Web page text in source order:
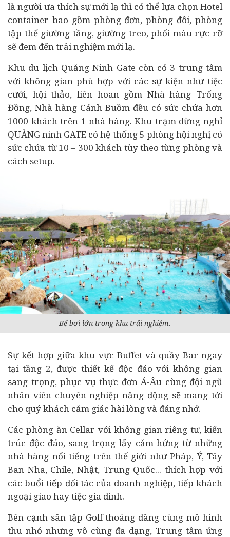
là người ưa thích sự mới lạ thì có thể lựa chọn Hotel
container bao gồm phòng đơn, phòng đôi, phòng
tập thể giường tầng, giường treo, phối màu rực rỡ
sẽ đem đến trải nghiệm mới lạ.
Khu du lịch Quảng Ninh Gate còn có 3 trung tâm
với không gian phù hợp với các sự kiện như tiệc
cưới, hội thảo, liên hoan gồm Nhà hàng Trống
Đồng, Nhà hàng Cánh Buồm đều có sức chứa hơn
1000 khách trên 1 nhà hàng. Khu trạm dừng nghỉ
QUẢNG ninh GATE có hệ thống 5 phòng hội nghị có
sức chứa từ 10 – 300 khách tùy theo từng phòng và
cách setup.
Bể bơi lớn trong khu trải nghiệm.
Sự kết hợp giữa khu vực Buffet và quầy Bar ngay
tại tầng 2, được thiết kế độc đáo với không gian
sang trọng, phục vụ thực đơn Á-Âu cùng đội ngũ
nhân viên chuyên nghiệp năng động sẽ mang tới
cho quý khách cảm giác hài lòng và đáng nhớ.
Các phòng ăn Cellar với không gian riêng tư, kiến
trúc độc đáo, sang trọng lấy cảm hứng từ những
nhà hàng nổi tiếng trên thế giới như Pháp, Ý, Tây
Ban Nha, Chile, Nhật, Trung Quốc... thích hợp với
các buổi tiếp đối tác của doanh nghiệp, tiếp khách
ngoại giao hay tiệc gia đình.
Bên cạnh sân tập Golf thoáng đãng cùng mô hình
thu nhỏ nhưng vô cùng đa dạng, Trung tâm ứng